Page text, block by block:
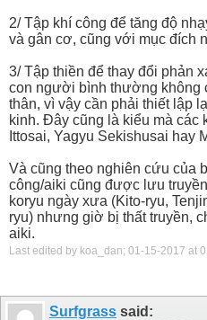
2/ Tập khí công để tăng độ
và gân cơ, cũng với mục đích
3/ Tập thiền để thay đổi phản
con người bình thường không
thân, vì vậy cần phải thiết lập
kinh. Đây cũng là kiểu mà các
Ittosai, Yagyu Sekishusai hay
Và cũng theo nghiên cứu của
công/aiki cũng được lưu
koryu ngày xưa (Kito-ryu,
ryu) nhưng giờ bị thất truyền,
aiki.
Last edited by koa_dan; 01-15-2017 at
Surfgrass said: